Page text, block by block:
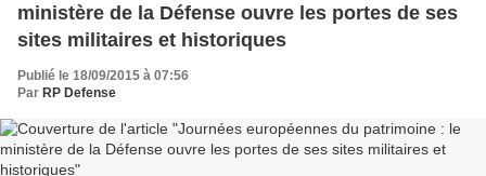
ministère de la Défense ouvre les portes de ses
sites militaires et historiques
Publié le 18/09/2015 à 07:56
Par RP Defense